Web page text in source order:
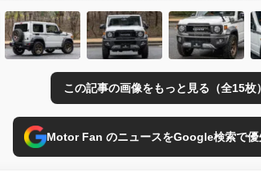
この記事の画像をもっと見る（全15枚）
Motor Fan のニュースをGoogle検索で優